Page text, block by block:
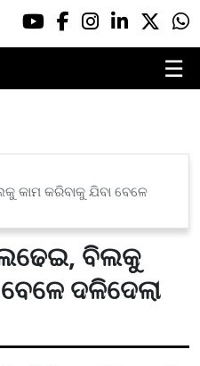
☰
କାମ କରିବାକୁ ଯିବା ବେଳେ
ବିଲକୁ
ଦଳିଦେଲା